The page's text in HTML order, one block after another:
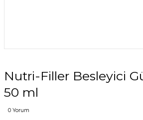
Nutri-Filler Besleyici
50 ml
0 Yorum